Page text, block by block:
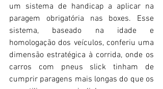
um sistema de handicap a aplicar na
paragem obrigatória nas boxes. Esse
sistema, baseado na idade e
homologação dos veículos, conferiu uma
dimensão estratégica à corrida, onde os
carros com pneus slick tinham de
cumprir paragens mais longas do que os